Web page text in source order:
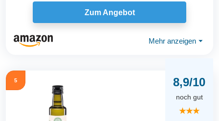
Zum Angebot
Mehr anzeigen ⏷
5 8,9/10
noch gut
★★★